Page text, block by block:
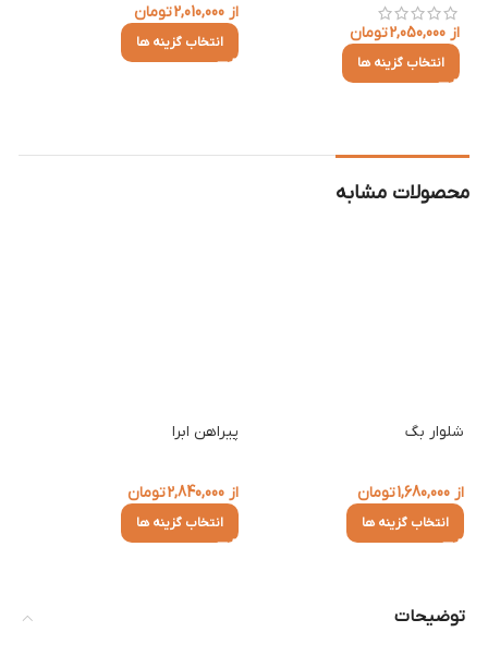
از 2,050,000تومان
انتخاب گزینه ها
از 2,010,000تومان
انتخاب گزینه ها
محصولات مشابه
شلوار بگ
از 1,680,000تومان
انتخاب گزینه ها
پیراهن ابرا
از 2,840,000تومان
انتخاب گزینه ها
توضیحات